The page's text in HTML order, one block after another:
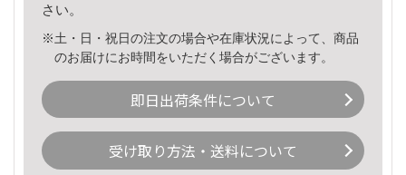
さい。
※土・日・祝日の注文の場合や在庫状況によって、商品
のお届けにお時間をいただく場合がございます。
即日出荷条件について
受け取り方法・送料について